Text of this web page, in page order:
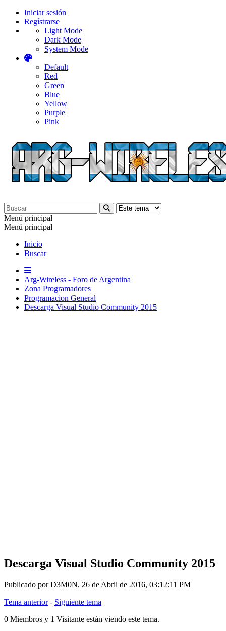
Iniciar sesión
Regístrarse
Light Mode
Dark Mode
System Mode
Default
Red
Green
Blue
Yellow
Purple
Pink
Menú principal
Menú principal
Inicio
Buscar
Arg-Wireless - Foro de Argentina
Zona Programadores
Programacion General
Descarga Visual Studio Community 2015
Descarga Visual Studio Community 2015
Publicado por D3M0N, 26 de Abril de 2016, 03:12:11 PM
Tema anterior- Siguiente tema
0 Miembros y 1 Visitante están viendo este tema.